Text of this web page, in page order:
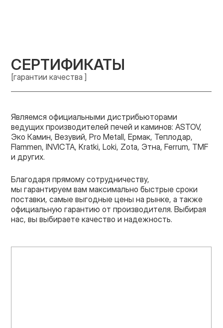
СЕРТИФИКАТЫ
[гарантии качества ]
Являемся официальными дистрибьюторами
ведущих производителей печей и каминов: ASTOV,
Эко Камин, Везувий, Pro Metall, Ермак, Теплодар,
Flammen, INVICTA, Kratki, Loki, Zota, Этна, Ferrum, TMF
и других.
Благодаря прямому сотрудничеству,
мы гарантируем вам максимально быстрые сроки
поставки, самые выгодные цены на рынке, а также
официальную гарантию от производителя. Выбирая
нас, вы выбираете качество и надежность.